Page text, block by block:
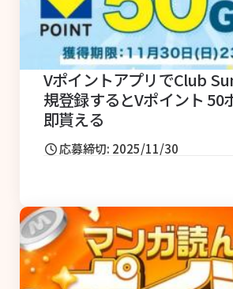
応募締切: 2025/11/30
VポイントアプリでClub
規登録するとVポイント 50
即貰える